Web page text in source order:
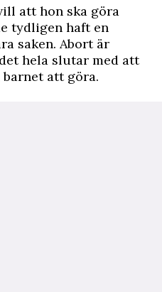
att hon ska göra
tydligen haft en
saken. Abort är
hela slutar med att
att göra.